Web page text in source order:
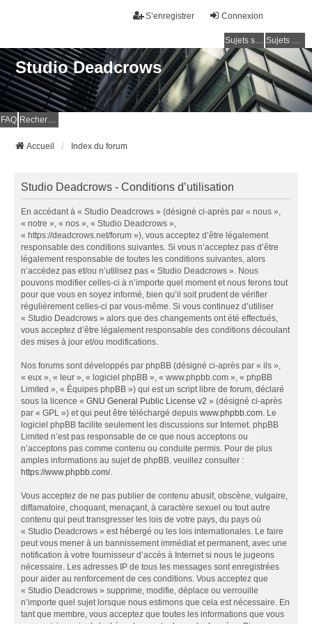
Connexion
S’enregistrer
Sujets sans réponse Sujets actifs
Studio Deadcrows
FAQ Rechercher
Accueil Index du forum
Studio Deadcrows - Conditions d’utilisation
En accédant à « Studio Deadcrows » (désigné ci-après par « nous »,
« notre », « nos », « Studio Deadcrows »,
« https://deadcrows.net/forum »), vous acceptez d’être légalement
responsable des conditions suivantes. Si vous n’acceptez pas d’être
légalement responsable de toutes les conditions suivantes, alors
n’accédez pas et/ou n’utilisez pas « Studio Deadcrows ». Nous
pouvons modifier celles-ci à n’importe quel moment et nous ferons tout
pour que vous en soyez informé, bien qu’il soit prudent de vérifier
régulièrement celles-ci par vous-même. Si vous continuez d’utiliser
« Studio Deadcrows » alors que des changements ont été effectués,
vous acceptez d’être légalement responsable des conditions découlant
des mises à jour et/ou modifications.
Nos forums sont développés par phpBB (désigné ci-après par « ils »,
« eux », « leur », « logiciel phpBB », « www.phpbb.com », « phpBB
Limited », « Équipes phpBB ») qui est un script libre de forum, déclaré
sous la licence « GNU General Public License v2 » (désigné ci-après
par « GPL ») et qui peut être téléchargé depuis www.phpbb.com. Le
logiciel phpBB facilite seulement les discussions sur Internet. phpBB
Limited n’est pas responsable de ce que nous acceptons ou
n’acceptons pas comme contenu ou conduite permis. Pour de plus
amples informations au sujet de phpBB, veuillez consulter :
https://www.phpbb.com/.
Vous acceptez de ne pas publier de contenu abusif, obscène, vulgaire,
diffamatoire, choquant, menaçant, à caractère sexuel ou tout autre
contenu qui peut transgresser les lois de votre pays, du pays où
« Studio Deadcrows » est hébergé ou les lois internationales. Le faire
peut vous mener à un bannissement immédiat et permanent, avec une
notification à votre fournisseur d’accès à Internet si nous le jugeons
nécessaire. Les adresses IP de tous les messages sont enregistrées
pour aider au renforcement de ces conditions. Vous acceptez que
« Studio Deadcrows » supprime, modifie, déplace ou verrouille
n’importe quel sujet lorsque nous estimons que cela est nécessaire. En
tant que membre, vous acceptez que toutes les informations que vous